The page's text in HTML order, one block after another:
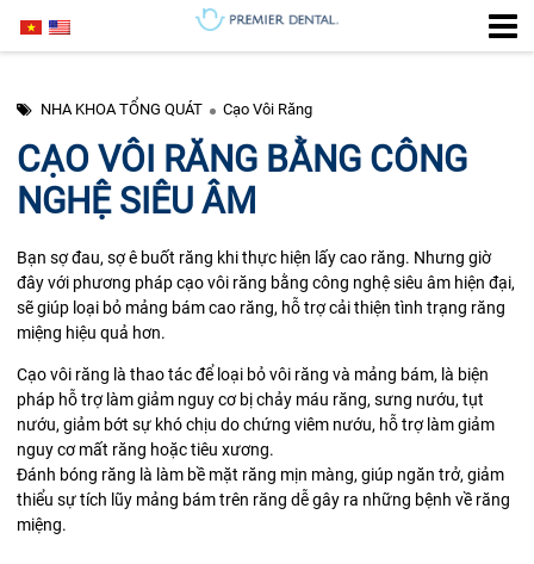
NHA KHOA TỔNG QUÁT Cạo Vôi Răng
CẠO VÔI RĂNG BẰNG CÔNG
NGHỆ SIÊU ÂM
Bạn sợ đau, sợ ê buốt răng khi thực hiện lấy cao răng. Nhưng giờ
đây với phương pháp cạo vôi răng bằng công nghệ siêu âm hiện đại,
sẽ giúp loại bỏ mảng bám cao răng, hỗ trợ cải thiện tình trạng răng
miệng hiệu quả hơn.
Cạo vôi răng là thao tác để loại bỏ vôi răng và mảng bám, là biện
pháp hỗ trợ làm giảm nguy cơ bị chảy máu răng, sưng nướu, tụt
nướu, giảm bớt sự khó chịu do chứng viêm nướu, hỗ trợ làm giảm
nguy cơ mất răng hoặc tiêu xương.
Đánh bóng răng là làm bề mặt răng mịn màng, giúp ngăn trở, giảm
thiểu sự tích lũy mảng bám trên răng dễ gây ra những bệnh về răng
miệng.